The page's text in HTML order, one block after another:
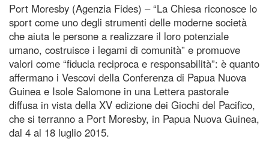
Port Moresby (Agenzia Fides) – “La Chiesa riconosce lo
sport come uno degli strumenti delle moderne società
che aiuta le persone a realizzare il loro potenziale
umano, costruisce i legami di comunità” e promuove
valori come “fiducia reciproca e responsabilità”: è quanto
affermano i Vescovi della Conferenza di Papua Nuova
Guinea e Isole Salomone in una Lettera pastorale
diffusa in vista della XV edizione dei Giochi del Pacifico,
che si terranno a Port Moresby, in Papua Nuova Guinea,
dal 4 al 18 luglio 2015.